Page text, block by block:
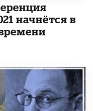
начнётся в